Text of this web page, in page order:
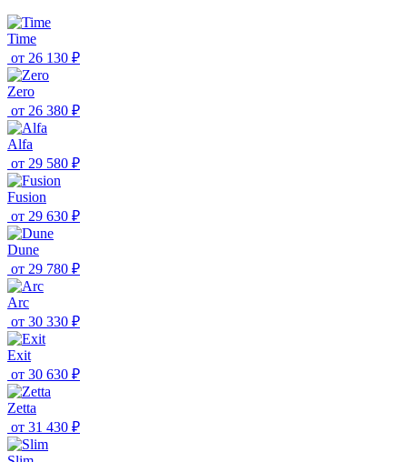
Time
от 26 130 ₽
Zero
от 26 380 ₽
Alfa
от 29 580 ₽
Fusion
от 29 630 ₽
Dune
от 29 780 ₽
Arc
от 30 330 ₽
Exit
от 30 630 ₽
Zetta
от 31 430 ₽